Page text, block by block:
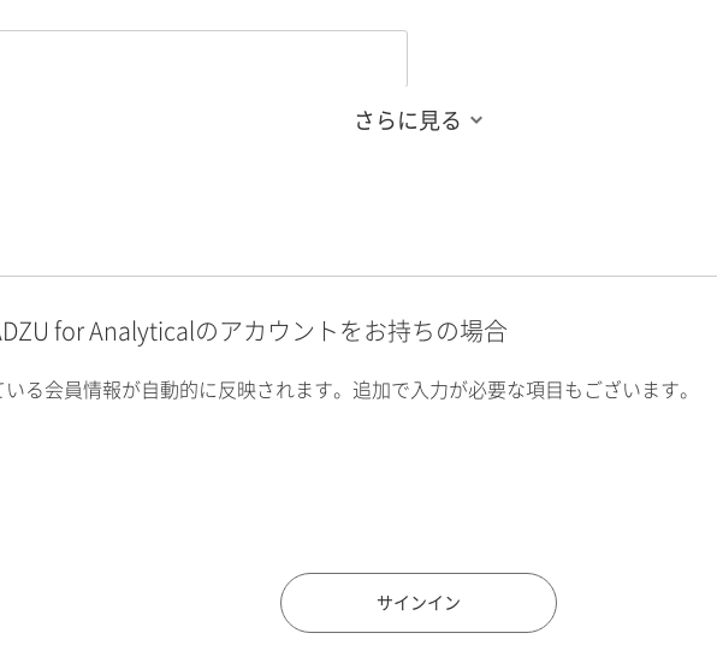
住所検索
さらに見る
for Analyticalのアカウントをお持ちの場合
る会員情報が自動的に反映されます。追加で入力が必要な項目もございます。
サインイン